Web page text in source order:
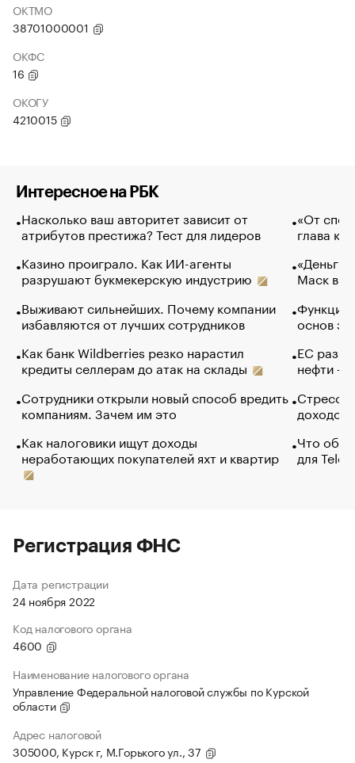
ОКТМО
38701000001
ОКФС
16
ОКОГУ
4210015
Интересное на РБК
Насколько ваш авторитет зависит от
атрибутов престижа? Тест для лидеров
Казино проиграло. Как ИИ-агенты
разрушают букмекерскую индустрию
Выживают сильнейших. Почему компании
избавляются от лучших сотрудников
Как банк Wildberries резко нарастил
кредиты селлерам до атак на склады
Сотрудники открыли новый способ вредить
компаниям. Зачем им это
Как налоговики ищут доходы
неработающих покупателей яхт и квартир
«От
глава
«Деньги
Маск в
Функции
основ
ЕС
нефти —
Стресс
доходов
Что
для
Регистрация ФНС
Дата регистрации
24 ноября 2022
Код налогового органа
4600
Наименование налогового органа
Управление Федеральной налоговой службы по Курской
области
Адрес налоговой
305000, Курск г, М.Горького ул., 37